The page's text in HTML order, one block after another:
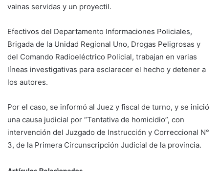
vainas servidas y un proyectil.
Efectivos del Departamento Informaciones Policiales,
Brigada de la Unidad Regional Uno, Drogas Peligrosas y
del Comando Radioeléctrico Policial, trabajan en varias
líneas investigativas para esclarecer el hecho y detener a
los autores.
Por el caso, se informó al Juez y fiscal de turno, y se inició
una causa judicial por “Tentativa de homicidio”, con
intervención del Juzgado de Instrucción y Correccional N°
3, de la Primera Circunscripción Judicial de la provincia.